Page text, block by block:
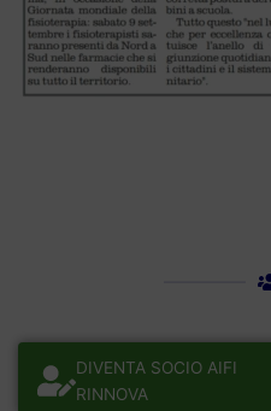
DIVENTA SOCIO AIFI
RINNOVA